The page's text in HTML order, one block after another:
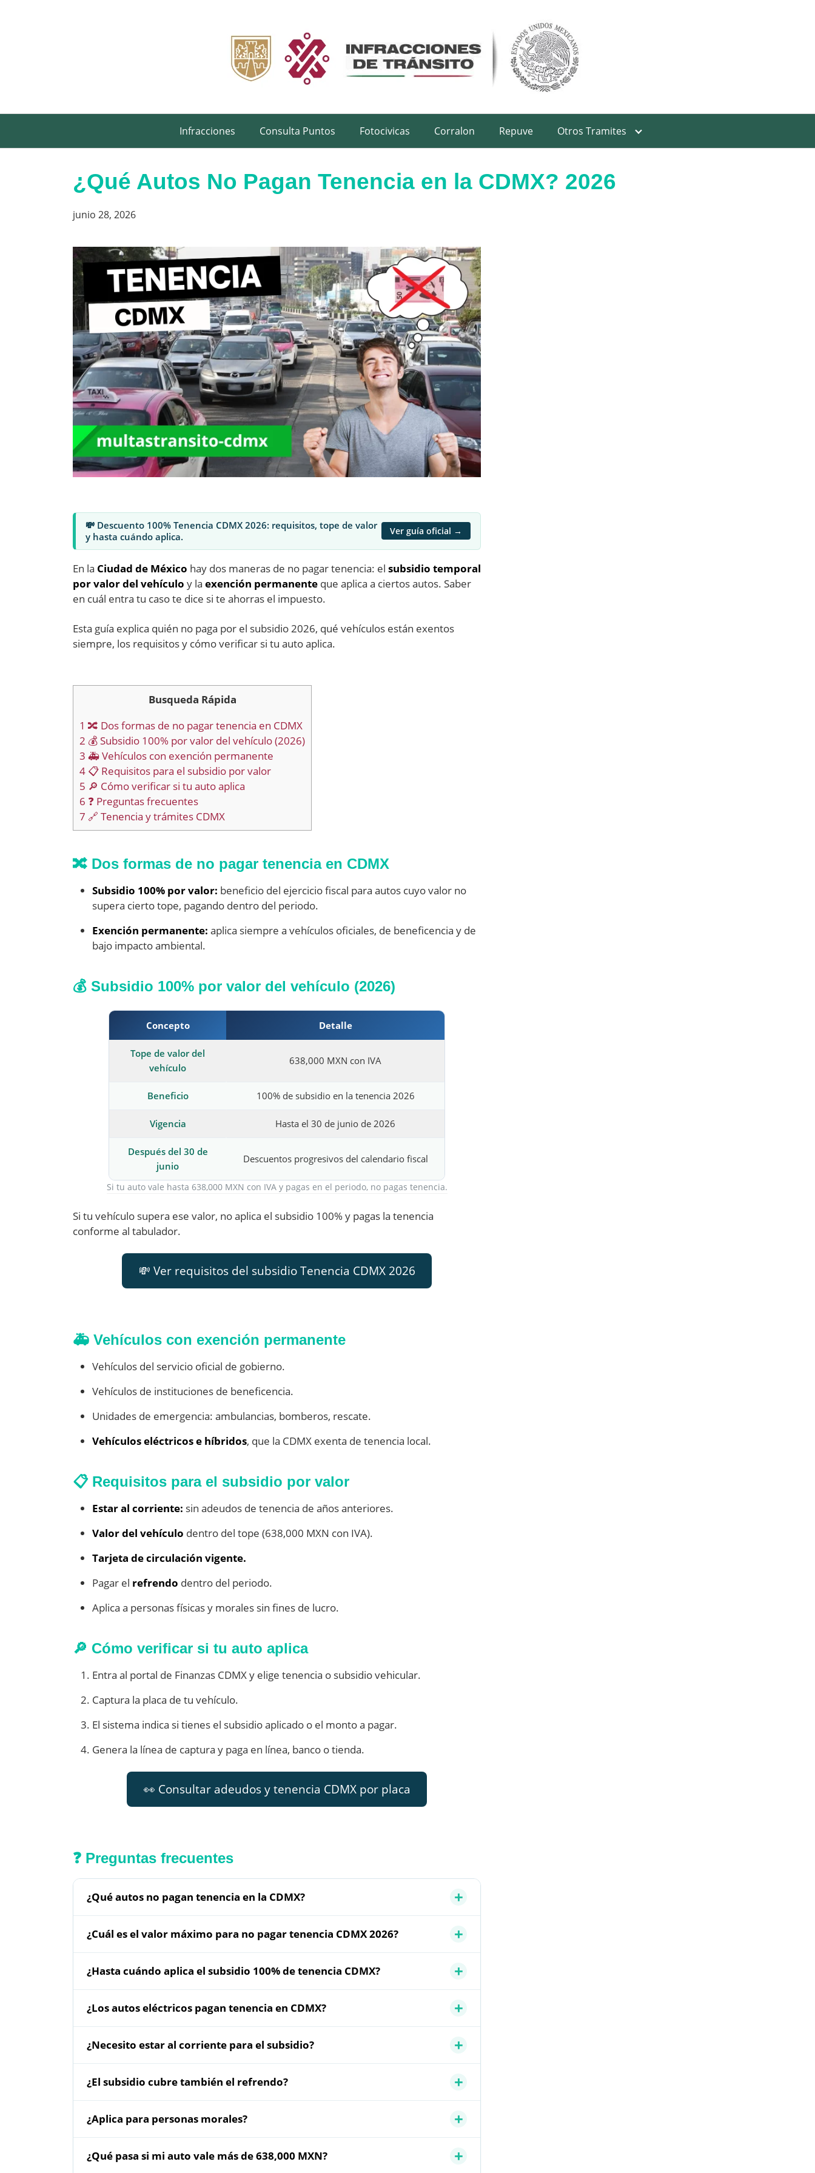
Infracciones Consulta Puntos Fotocivicas Corralon Repuve Otros Tramites
¿Qué Autos No Pagan Tenencia en la CDMX? 2026
junio 28, 2026
💸 Descuento 100% Tenencia CDMX 2026: requisitos, tope de valor
y hasta cuándo aplica.
Ver guía oficial →
En la Ciudad de México hay dos maneras de no pagar tenencia: el subsidio temporal
por valor del vehículo y la exención permanente que aplica a ciertos autos. Saber
en cuál entra tu caso te dice si te ahorras el impuesto.
Esta guía explica quién no paga por el subsidio 2026, qué vehículos están exentos
siempre, los requisitos y cómo verificar si tu auto aplica.
Busqueda Rápida
1 🔀 Dos formas de no pagar tenencia en CDMX
2 💰 Subsidio 100% por valor del vehículo (2026)
3 🚑 Vehículos con exención permanente
4 📋 Requisitos para el subsidio por valor
5 🔎 Cómo verificar si tu auto aplica
6 ❓ Preguntas frecuentes
7 🔗 Tenencia y trámites CDMX
🔀 Dos formas de no pagar tenencia en CDMX
Subsidio 100% por valor: beneficio del ejercicio fiscal para autos cuyo valor no
supera cierto tope, pagando dentro del periodo.
Exención permanente: aplica siempre a vehículos oficiales, de beneficencia y de
bajo impacto ambiental.
💰 Subsidio 100% por valor del vehículo (2026)
Concepto Detalle
Tope de valor del
vehículo
638,000 MXN con IVA
Beneficio 100% de subsidio en la tenencia 2026
Vigencia Hasta el 30 de junio de 2026
Después del 30 de
junio
Descuentos progresivos del calendario fiscal
Si tu auto vale hasta 638,000 MXN con IVA y pagas en el periodo, no pagas tenencia.
Si tu vehículo supera ese valor, no aplica el subsidio 100% y pagas la tenencia
conforme al tabulador.
💸 Ver requisitos del subsidio Tenencia CDMX 2026
🚑 Vehículos con exención permanente
Vehículos del servicio oficial de gobierno.
Vehículos de instituciones de beneficencia.
Unidades de emergencia: ambulancias, bomberos, rescate.
Vehículos eléctricos e híbridos, que la CDMX exenta de tenencia local.
📋 Requisitos para el subsidio por valor
Estar al corriente: sin adeudos de tenencia de años anteriores.
Valor del vehículo dentro del tope (638,000 MXN con IVA).
Tarjeta de circulación vigente.
Pagar el refrendo dentro del periodo.
Aplica a personas físicas y morales sin fines de lucro.
🔎 Cómo verificar si tu auto aplica
Entra al portal de Finanzas CDMX y elige tenencia o subsidio vehicular.
Captura la placa de tu vehículo.
El sistema indica si tienes el subsidio aplicado o el monto a pagar.
Genera la línea de captura y paga en línea, banco o tienda.
👀 Consultar adeudos y tenencia CDMX por placa
❓ Preguntas frecuentes
¿Qué autos no pagan tenencia en la CDMX?
¿Cuál es el valor máximo para no pagar tenencia CDMX 2026?
¿Hasta cuándo aplica el subsidio 100% de tenencia CDMX?
¿Los autos eléctricos pagan tenencia en CDMX?
¿Necesito estar al corriente para el subsidio?
¿El subsidio cubre también el refrendo?
¿Aplica para personas morales?
¿Qué pasa si mi auto vale más de 638,000 MXN?